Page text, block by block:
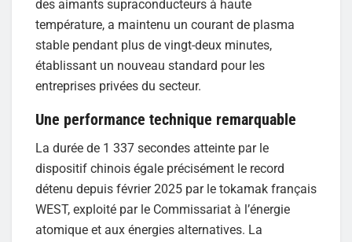
des aimants supraconducteurs à haute
température, a maintenu un courant de plasma
stable pendant plus de vingt-deux minutes,
établissant un nouveau standard pour les
entreprises privées du secteur.
Une performance technique remarquable
La durée de 1 337 secondes atteinte par le
dispositif chinois égale précisément le record
détenu depuis février 2025 par le tokamak français
WEST, exploité par le Commissariat à l’énergie
atomique et aux énergies alternatives. La